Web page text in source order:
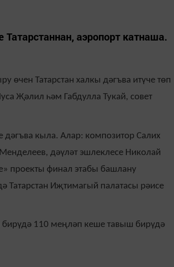
Татарстаннан, аэропорт катнаша.
өчен Татарстан халкы дәгъва итүче төп
Җәлил һәм Габдулла Тукай, совет
дәгъва кыла. Алар: композитор Салих
дәүләт эшлеклесе Николай
проекты финал этабы башлану
Татарстан Иҗтимагый палатасы рәисе
бирүдә 110 меңләп кеше тавыш бирүдә